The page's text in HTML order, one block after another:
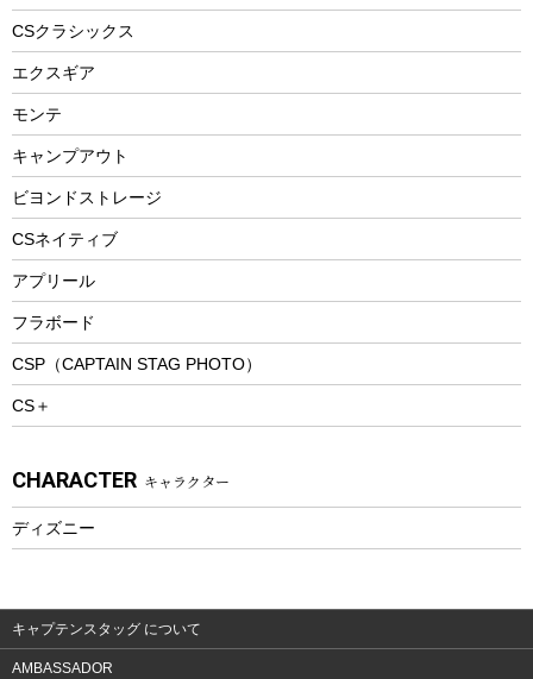
トレー
ランチョンマット
ランチボックス
ヘルメット
エアーポンプ
ビーチテント
ウィンター
スノーシュー
防寒ウェア
トレッキング
トレッキングアクセサリー
プレイグッズ
ウェルネス
ウェア、タオル
ウェア
CSクラシックス
エクスギア
モンテ
キャンプアウト
ビヨンドストレージ
CSネイティブ
アプリール
フラボード
CSP（CAPTAIN STAG PHOTO）
CS＋
CHARACTER キャラクター
ディズニー
キャプテンスタッグ について
AMBASSADOR